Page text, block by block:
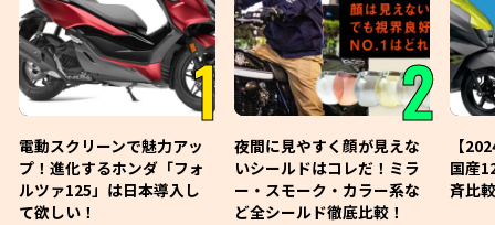
1
電動スクリーンで魅力アッ
プ！進化するホンダ「フォ
ルツァ125」は日本導入し
て欲しい！
2
夜間に見やすく顔が見えな
いシールドはコレだ！ミラ
ー・スモーク・カラー系な
ど全シールド徹底比較！
【
国産
斉比